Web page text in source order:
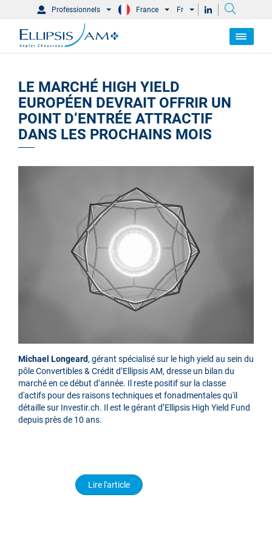
Professionnels France Fr
LE MARCHÉ HIGH YIELD
EUROPÉEN DEVRAIT OFFRIR UN
POINT D’ENTRÉE ATTRACTIF
DANS LES PROCHAINS MOIS
Michael Longeard, gérant spécialisé sur le high yield au sein du
pôle Convertibles & Crédit d’Ellipsis AM, dresse un bilan du
marché en ce début d’année. Il reste positif sur la classe
d'actifs pour des raisons techniques et fonadmentales qu'il
détaille sur Investir.ch. Il est le gérant d’Ellipsis High Yield Fund
depuis près de 10 ans.
Lire l'article